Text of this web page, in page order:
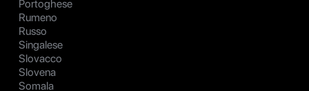
Portoghese
Rumeno
Russo
Singalese
Slovacco
Slovena
Somala